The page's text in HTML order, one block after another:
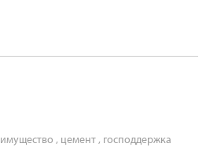
имущество , цемент, господдержка